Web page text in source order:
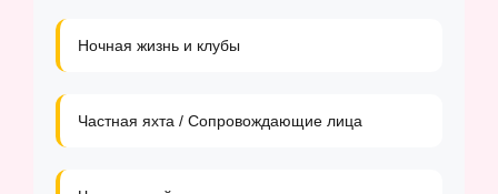
Ночная жизнь и клубы
Частная яхта / Сопровождающие лица